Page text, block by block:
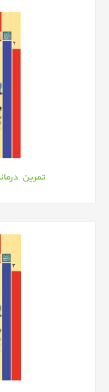
تمرین